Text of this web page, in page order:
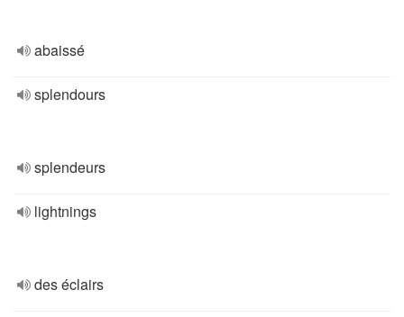
abaissé
splendours
splendeurs
lightnings
des éclairs